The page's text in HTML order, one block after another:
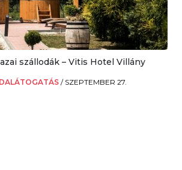
szállodák – Vitis Hotel Villány
/ SZEPTEMBER 27.